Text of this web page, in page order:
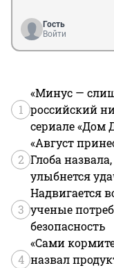
Гость
Войти
1
«Минус —
российский
сериале «Дом
2
«Август
Глоба
улыбнется
3
Надвигается
ученые
безопасность
4
«Сами
назвал